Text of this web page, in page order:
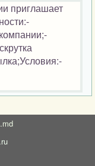
приглашает